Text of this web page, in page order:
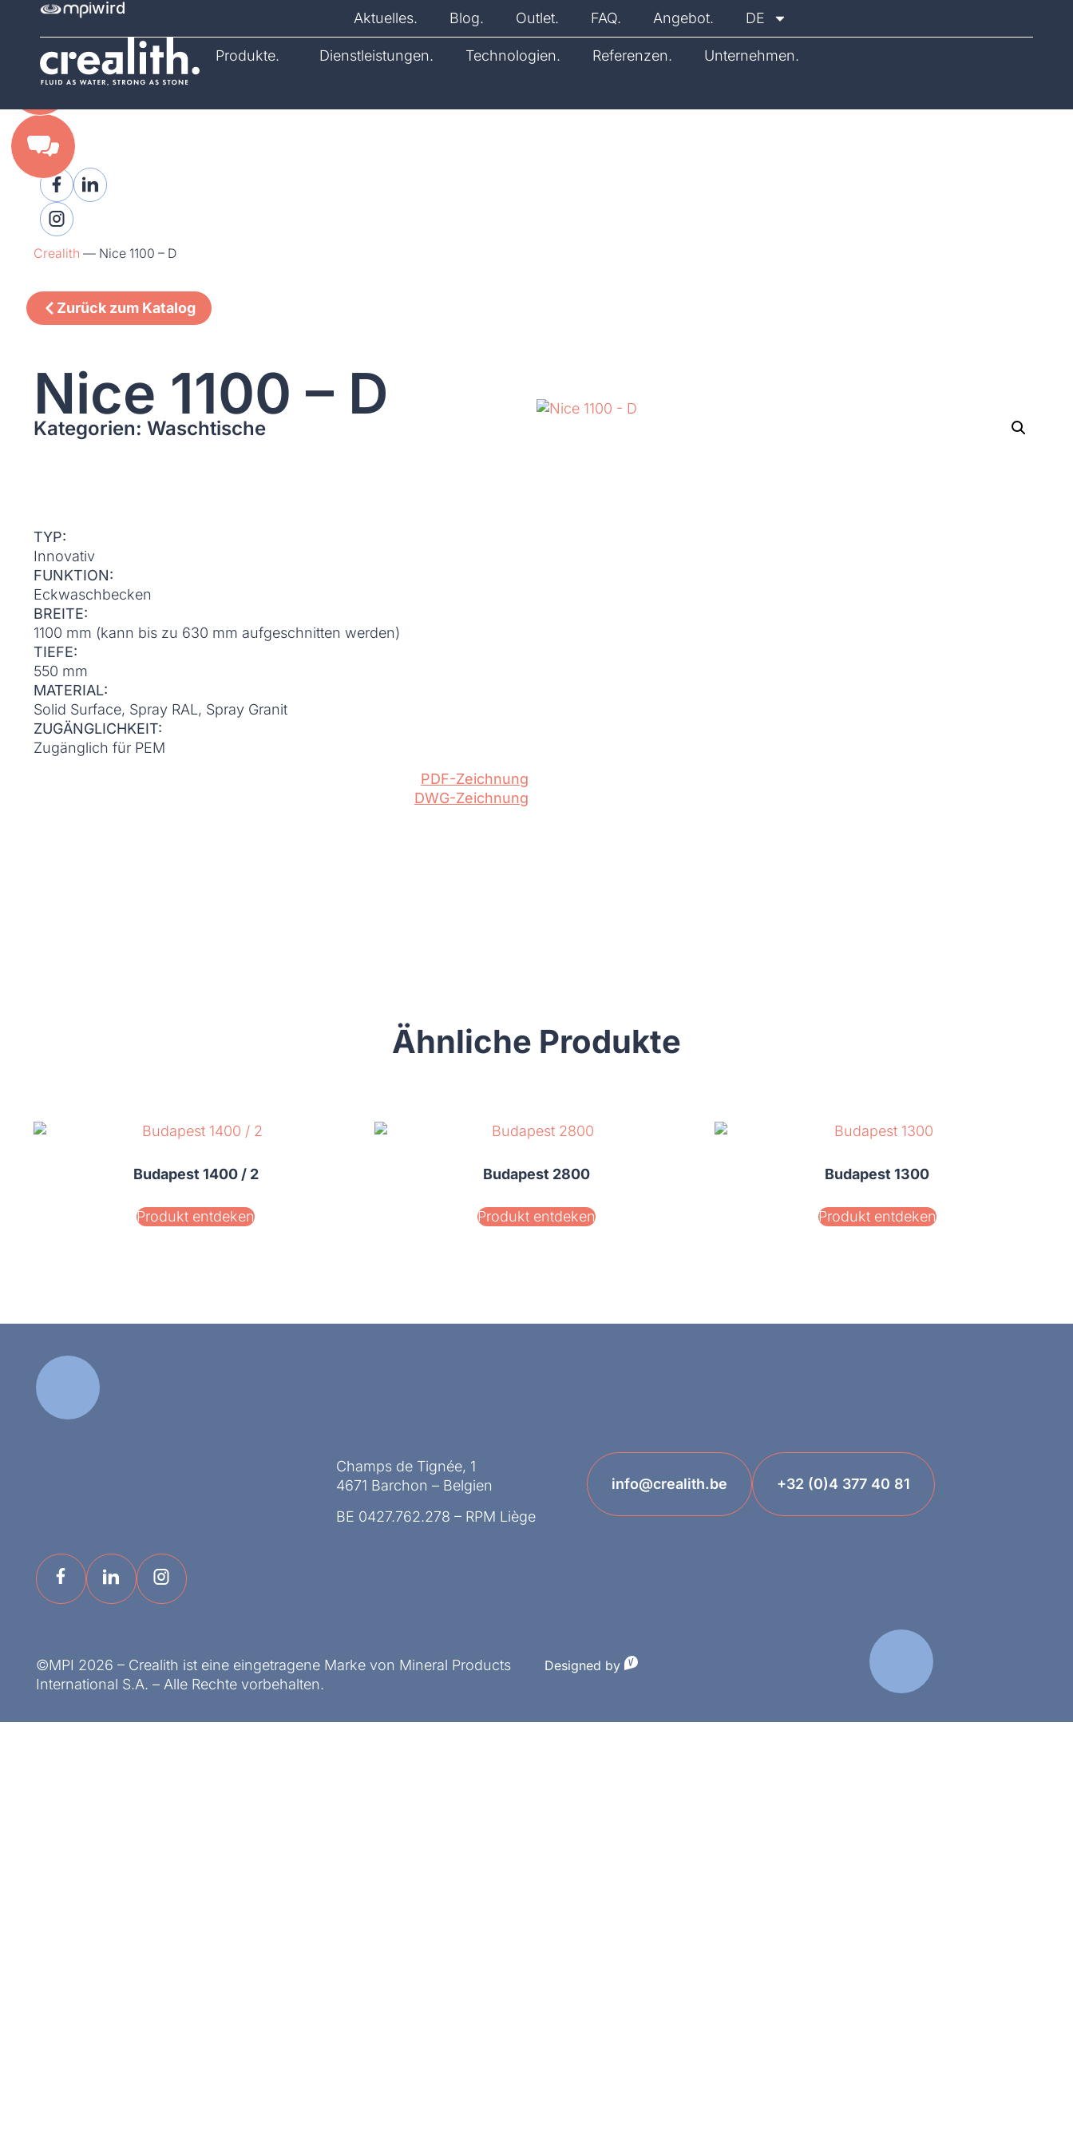
wird
Aktuelles. Blog. Outlet. FAQ. Angebot. DE
Produkte. Dienstleistungen. Technologien. Referenzen. Unternehmen.
Katalog.
Crealith — Nice 1100 – D
Zurück zum Katalog
Nice 1100 – D
Kategorien: Waschtische
TYP:
Innovativ
FUNKTION:
Eckwaschbecken
BREITE:
1100 mm (kann bis zu 630 mm aufgeschnitten werden)
TIEFE:
550 mm
MATERIAL:
Solid Surface, Spray RAL, Spray Granit
ZUGÄNGLICHKEIT:
Zugänglich für PEM
PDF-Zeichnung
DWG-Zeichnung
Ähnliche Produkte
Budapest 1400 / 2
Produkt entdeken
Budapest 2800
Produkt entdeken
Budapest 1300
Produkt entdeken
Champs de Tignée, 1
4671 Barchon – Belgien
BE 0427.762.278 – RPM Liège
info@crealith.be +32 (0)4 377 40 81
©MPI 2026 – Crealith ist eine eingetragene Marke von Mineral Products
International S.A. – Alle Rechte vorbehalten.
Designed by